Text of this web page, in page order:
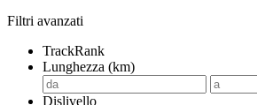
Filtri avanzati
TrackRank
Lunghezza (km)
Dislivello